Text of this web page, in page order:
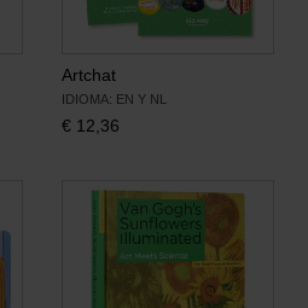
Artchat
IDIOMA: EN Y NL
€ 12,36